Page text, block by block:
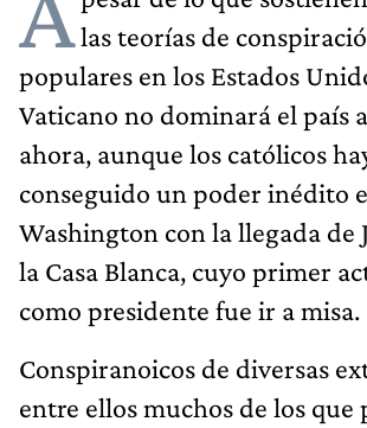
las teorías de
populares en los Estados
Vaticano no dominará el país
ahora, aunque los católicos
conseguido un poder inédito
Washington con la llegada de
la Casa Blanca, cuyo primer
como presidente fue ir a misa.
Conspiranoicos de diversas
entre ellos muchos de los